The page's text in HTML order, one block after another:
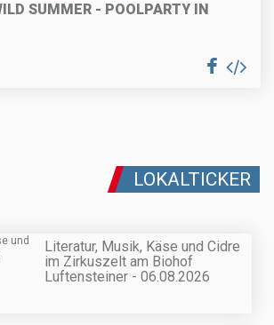
SUMMER - POOLPARTY IN
LOKALTICKER
Literatur, Musik, Käse und Cidre
im Zirkuszelt am Biohof
Luftensteiner - 06.08.2026